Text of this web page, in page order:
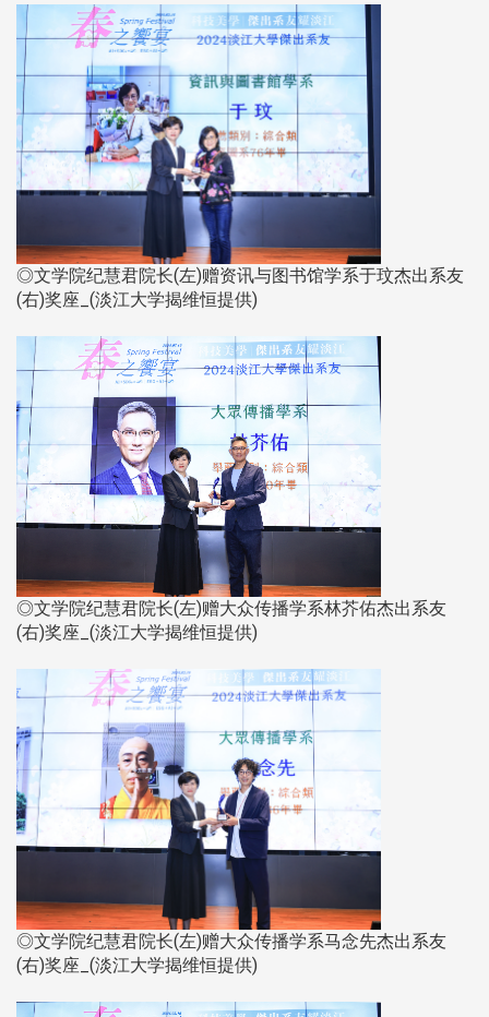
◎文学院纪慧君院长(左)赠资讯与图书馆学系于玟杰出系友
(右)奖座_(淡江大学揭维恒提供)
◎文学院纪慧君院长(左)赠大众传播学系林芥佑杰出系友
(右)奖座_(淡江大学揭维恒提供)
◎文学院纪慧君院长(左)赠大众传播学系马念先杰出系友
(右)奖座_(淡江大学揭维恒提供)